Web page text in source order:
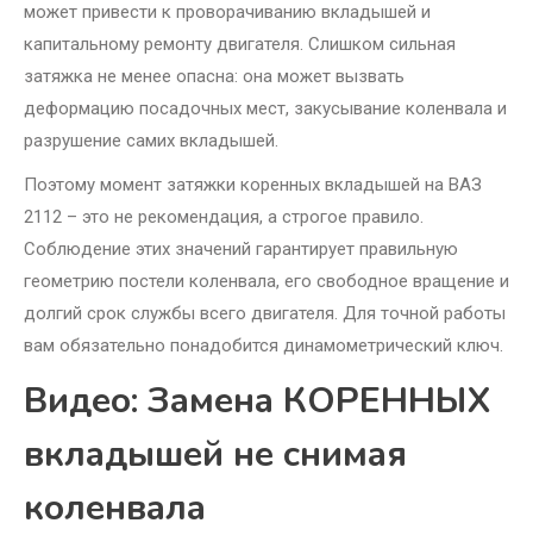
может привести к проворачиванию вкладышей и
капитальному ремонту двигателя. Слишком сильная
затяжка не менее опасна: она может вызвать
деформацию посадочных мест, закусывание коленвала и
разрушение самих вкладышей.
Поэтому момент затяжки коренных вкладышей на ВАЗ
2112 – это не рекомендация, а строгое правило.
Соблюдение этих значений гарантирует правильную
геометрию постели коленвала, его свободное вращение и
долгий срок службы всего двигателя. Для точной работы
вам обязательно понадобится динамометрический ключ.
Видео: Замена КОРЕННЫХ
вкладышей не снимая
коленвала